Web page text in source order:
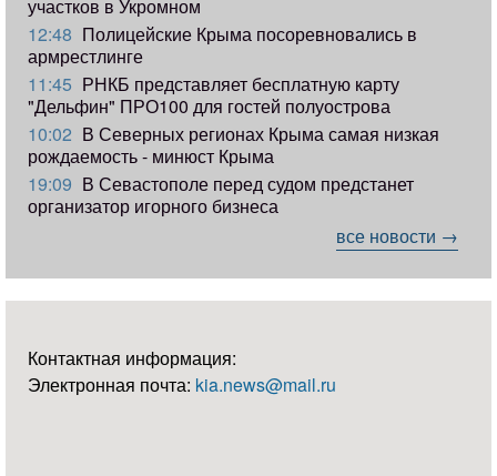
участков в Укромном
12:48 Полицейские Крыма посоревновались в
армрестлинге
11:45 РНКБ представляет бесплатную карту
"Дельфин" ПРО100 для гостей полуострова
10:02 В Северных регионах Крыма самая низкая
рождаемость - минюст Крыма
19:09 В Севастополе перед судом предстанет
организатор игорного бизнеса
все новости →
Контактная информация:
Электронная почта: kia.news@mail.ru